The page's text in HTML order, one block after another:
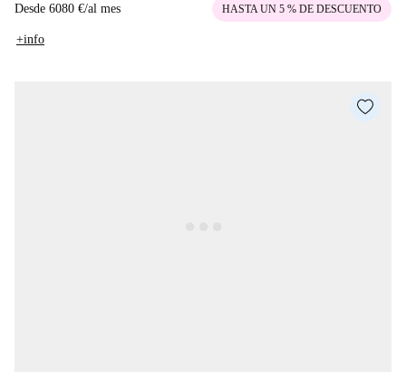
Desde 6080 €/al mes HASTA UN 5 % DE DESCUENTO
+info